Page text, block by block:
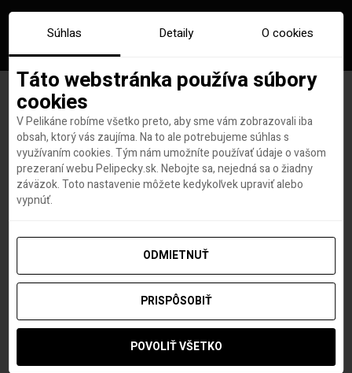
Značka:etihad airways
Súhlas Detaily O cookies
Táto webstránka používa súbory
cookies
V Pelikáne robíme všetko preto, aby sme vám zobrazovali iba
obsah, ktorý vás zaujíma. Na to ale potrebujeme súhlas s
využívaním cookies. Tým nám umožníte používať údaje o vašom
prezeraní webu Pelipecky.sk. Nebojte sa, nejedná sa o žiadny
záväzok. Toto nastavenie môžete kedykoľvek upraviť alebo
vypnúť.
ODMIETNUŤ
PRISPÔSOBIŤ
POVOLIŤ VŠETKO